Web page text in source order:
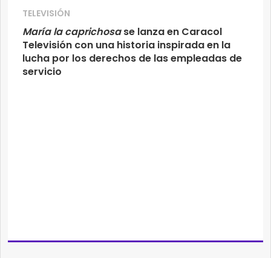
TELEVISIÓN
María la caprichosase lanza en Caracol
Televisión con una historia inspirada en la
lucha por los derechos de las empleadas de
servicio